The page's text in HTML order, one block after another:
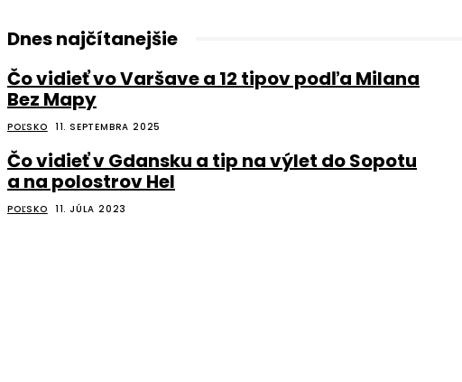
Dnes najčítanejšie
Čo vidieť vo Varšave a 12 tipov podľa Milana
Bez Mapy
POĽSKO 11. SEPTEMBRA 2025
Čo vidieť v Gdansku a tip na výlet do Sopotu
a na polostrov Hel
POĽSKO 11. JÚLA 2023